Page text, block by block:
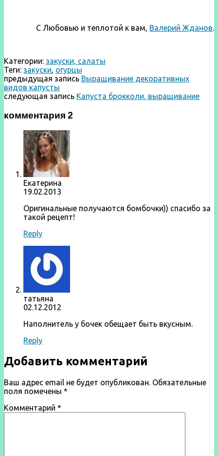
С Любовью и теплотой к вам, Валерий Жданов.
Категории: закуски, салаты
Теги: закуски, огурцы
предыдущая запись Выращивание декоративных
видов капусты
следующая запись Капуста брокколи, выращивание
комментария 2
Екатерина
19.02.2013
Оригинальные получаются бомбочки)) спасибо за
такой рецепт!
Reply
татьяна
02.12.2012
Наполнитель у бочек обещает быть вкусным.
Reply
Добавить комментарий
Ваш адрес email не будет опубликован. Обязательные
поля помечены *
Комментарий *